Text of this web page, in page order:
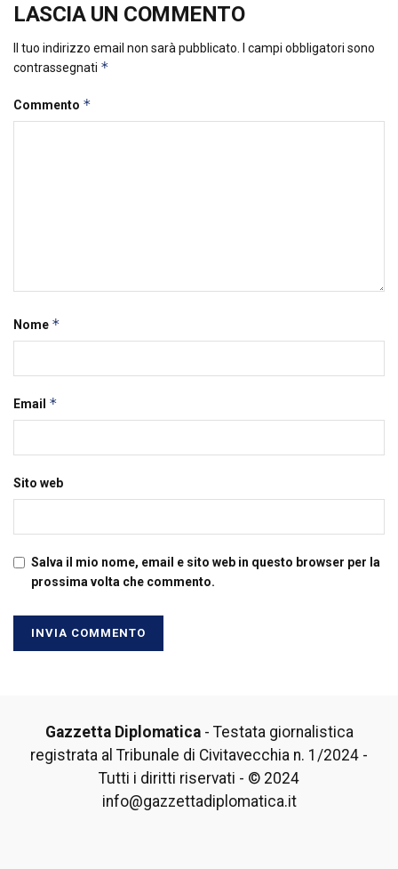
LASCIA UN COMMENTO
Il tuo indirizzo email non sarà pubblicato.
I campi obbligatori sono
contrassegnati *
Commento *
Nome *
Email *
Sito web
Salva il mio nome, email e sito web in questo browser per la
prossima volta che commento.
Gazzetta Diplomatica- Testata giornalistica
registrata al Tribunale di Civitavecchia n. 1/2024 -
Tutti i diritti riservati - © 2024
info@gazzettadiplomatica.it